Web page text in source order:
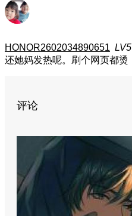
HONOR2602034890651 LV5
还她妈发热呢。刷个网页都烫
评论